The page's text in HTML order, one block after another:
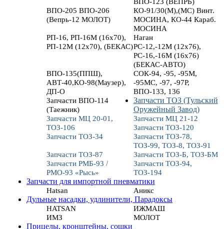
ВПО-205 ВПО-206
(Вепрь-12 МОЛОТ)
КО-91/30(М),(МС) Винт.
МОСИНА, КО-44 Караб.
МОСИНА
РП-16, РП-16М (16х70),
РП-12М (12х70), (БЕКАС)
Наган
РС-12,-12М (12х76),
РС-16,-16М (16х76)
(БЕКАС-АВТО)
ВПО-135(ППШ),
АВТ-40,КО-98(Маузер),
ДП-О
СОК-94, -95, -95М,
-95МС, -97, -97Р,
ВПО-133, 136
Запчасти ВПО-114
(Таежник)
Запчасти ТОЗ (Тульский
Оружейный Завод)
Запчасти МЦ 20-01,
ТОЗ-106
Запчасти МЦ 21-12
Запчасти ТОЗ-120
Запчасти ТОЗ-34
Запчасти ТОЗ-78,
ТОЗ-99, ТОЗ-8, ТОЗ-91
Запчасти ТОЗ-87
Запчасти ТОЗ-Б, ТОЗ-БМ
Запчасти РМБ-93 /
РМО-93 «Рысь»
Запчасти ТОЗ-94,
ТОЗ-194
Запчасти для импортной пневматики
Hatsan
Аникс
Дульные насадки, удлинители, Парадоксы
HATSAN
ИЖМАШ
ИМЗ
МОЛОТ
Прицелы, кронштейны, сошки